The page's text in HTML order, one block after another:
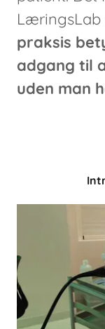
LæringsLab
praksis
adgang til
uden man